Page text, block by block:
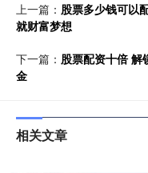
上一篇： 股票多少钱可以
就财富梦想
下一篇： 股票配资十倍 解
金
相关文章